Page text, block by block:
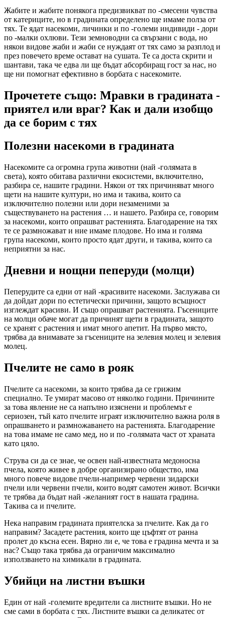
Жабите и жабите понякога предизвикват по -смесени чувства
от катериците, но в градината определено ще имаме полза от
тях. Те ядат насекоми, личинки и по -големи индивиди - дори
по -малки охлюви. Тези земноводни са свързани с вода, но
някои видове жаби и жаби се нуждаят от тях само за разплод и
през повечето време остават на сушата. Те са доста скрити и
шантави, така че едва ли ще бъдат абсорбиращ гост за нас, но
ще ни помогнат ефективно в борбата с насекомите.
Прочетете също: Мравки в градината -
приятел или враг? Как и дали изобщо
да се борим с тях
Полезни насекоми в градината
Насекомите са огромна група животни (най -голямата в
света), която обитава различни екосистеми, включително,
разбира се, нашите градини. Някои от тях причиняват много
щети на нашите култури, но има и такива, които са
изключително полезни или дори незаменими за
съществуването на растения … и нашето. Разбира се, говорим
за насекоми, които опрашват растенията. Благодарение на тях
те се размножават и ние имаме плодове. Но има и голяма
група насекоми, които просто ядат други, и такива, които са
неприятни за нас.
Дневни и нощни пеперуди (молци)
Пеперудите са едни от най -красивите насекоми. Заслужава си
да дойдат дори по естетически причини, защото всъщност
изглеждат красиви. И също опрашват растенията. Гъсениците
на молци обаче могат да причинят щети в градината, защото
се хранят с растения и имат много апетит. На първо място,
трябва да внимавате за гъсениците на зелевия молец и зелевия
молец.
Пчелите не само в рояк
Пчелите са насекоми, за които трябва да се грижим
специално. Те умират масово от няколко години. Причините
за това явление не са напълно изяснени и проблемът е
сериозен, тъй като пчелите играят изключително важна роля в
опрашването и размножаването на растенията. Благодарение
на това имаме не само мед, но и по -голямата част от храната
като цяло.
Струва си да се знае, че освен най-известната медоносна
пчела, която живее в добре организирано общество, има
много повече видове пчели-например червени зидарски
пчели или червени пчели, които водят самотен живот. Всички
те трябва да бъдат най -желаният гост в нашата градина.
Такива са и пчелите.
Нека направим градината приятелска за пчелите. Как да го
направим? Засадете растения, които ще цъфтят от ранна
пролет до късна есен. Вярно ли е, че това е градина мечта и за
нас? Също така трябва да ограничим максимално
използването на химикали в градината.
Убийци на листни въшки
Един от най -големите вредители са листните въшки. Но не
сме сами в борбата с тях. Листните въшки са деликатес от